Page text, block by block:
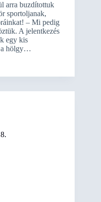
arra buzdítottuk
sportoljanak,
– Mi pedig
A jelentkezés
egy kis
a hölgy…